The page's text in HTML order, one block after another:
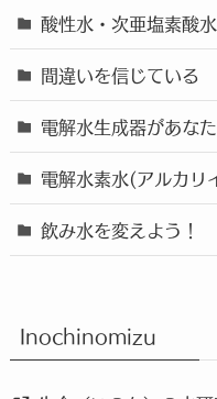
酸性水・次亜塩素酸
間違いを信じている
電解水生成器があな
電解水素水(アルカリ
飲み水を変えよう！
Inochinomizu